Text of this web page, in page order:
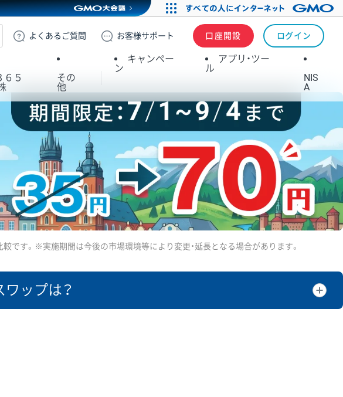
クリック証券
よくある ご質問 お客様サポート 口座開設 ログイン
６５
その
他
キャンペー
ン
アプリ・ツー
ル
NIS
A
す。※実施期間は今後の市場環境等により変更・延長となる場合があります。
ップは？